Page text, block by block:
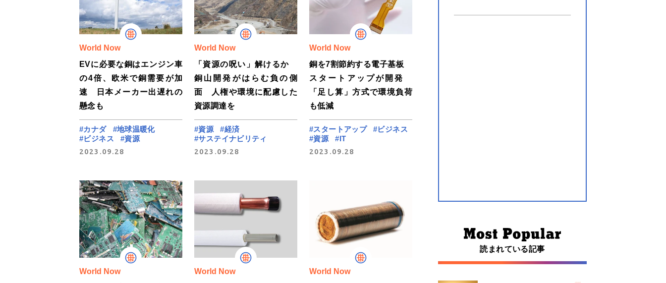
World Now
EVに必要な銅はエンジン車
の4倍、欧米で銅需要が加
速 日本メーカー出遅れの
懸念も
#カナダ
#地球温暖化
#ビジネス
#資源
2023.09.28
World Now
「資源の呪い」解けるか
銅山開発がはらむ負の側
面 人権や環境に配慮した
資源調達を
#資源
#経済
#サステイナビリティ
2023.09.28
World Now
銅を7割節約する電子基板
スタートアップが開発
「足し算」方式で環境負荷
も低減
#スタートアップ
#ビジネス
#資源
#IT
2023.09.28
World Now
World Now
World Now
読まれている記事